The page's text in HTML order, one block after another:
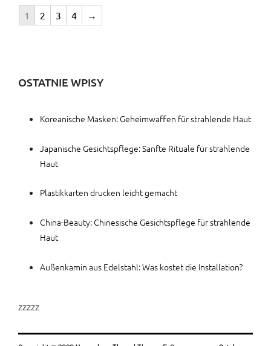
1 2 3 4 →
OSTATNIE WPISY
Koreanische Masken: Geheimwaffen für strahlende Haut
Japanische Gesichtspflege: Sanfte Rituale für strahlende
Haut
Plastikkarten drucken leicht gemacht
China-Beauty: Chinesische Gesichtspflege für strahlende
Haut
Außenkamin aus Edelstahl: Was kostet die Installation?
zzzzz